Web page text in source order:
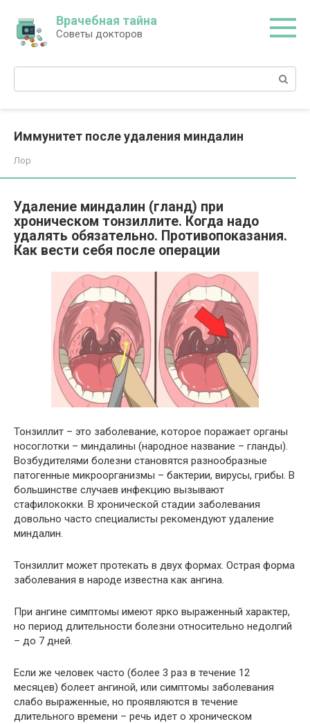
контенту
Врачебная тайна
Советы докторов
Поиск:
Иммунитет после удаления миндалин
Лор
Удаление миндалин (гланд) при
хроническом тонзиллите. Когда надо
удалять обязательно. Противопоказания.
Как вести себя после операции
Тонзиллит – это заболевание, которое поражает органы
носоглотки – миндалины (народное название – гланды).
Возбудителями болезни становятся разнообразные
патогенные микроорганизмы – бактерии, вирусы, грибы. В
большинстве случаев инфекцию вызывают
стафилококки. В хронической стадии заболевания
довольно часто специалисты рекомендуют удаление
миндалин.
Тонзиллит может протекать в двух формах. Острая форма
заболевания в народе известна как ангина.
При ангине симптомы имеют ярко выраженный характер,
но период длительности болезни относительно недолгий
– до 7 дней.
Если же человек часто (более 3 раз в течение 12
месяцев) болеет ангиной, или симптомы заболевания
слабо выраженные, но проявляются в течение
длительного времени – речь идет о хроническом